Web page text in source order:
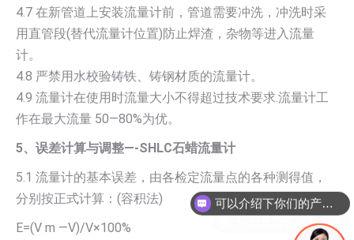
4.7 在新管道上安装流量计前，管道需要冲洗，冲洗时采
用直管段(替代流量计位置)防止焊渣，杂物等进入流量
计。
4.8 严禁用水校验铸铁、铸钢材质的流量计。
4.9 流量计在使用时流量大小不得超过技术要求.流量计工
作在最大流量 50—80%为优。
5、误差计算与调整—-SHLC石蜡流量计
5.1 流量计的基本误差，由各检定流量点的各种测得值，
分别按正式计算：(容积法)
E=(V m —V)/V×100%
你们是怎么收费的呢